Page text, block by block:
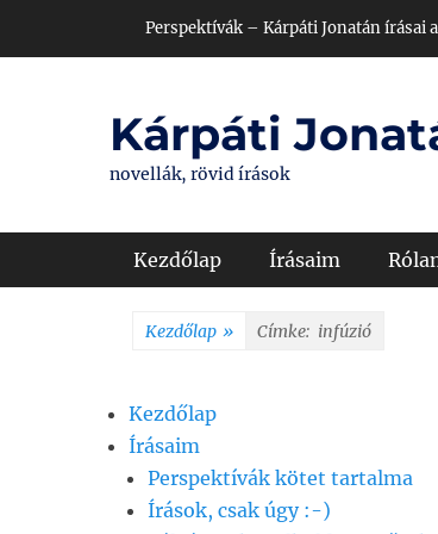
Header Top Menu
Perspektívák – Kárpáti Jonatán írásai
Kárpáti
novellák, rövid írások
Primary Menu
Kezdőlap Írásaim
Kezdőlap » Címke: infúzió
Kezdőlap
Írásaim
Perspektívák kötet tartalma
Írások, csak úgy :-)